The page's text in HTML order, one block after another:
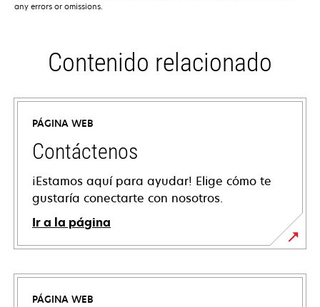
any errors or omissions.
Contenido relacionado
PÁGINA WEB
Contáctenos
¡Estamos aquí para ayudar! Elige cómo te
gustaría conectarte con nosotros.
Ir a la página
PÁGINA WEB